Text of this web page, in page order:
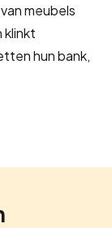
meubels
klinkt
hun bank,